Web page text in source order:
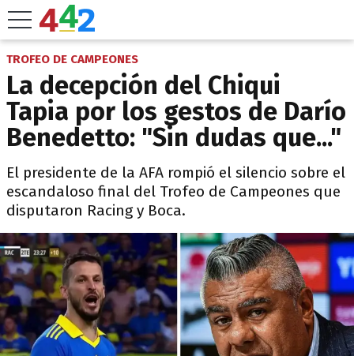
TROFEO DE CAMPEONES
La decepción del Chiqui
Tapia por los gestos de Darío
Benedetto: "Sin dudas que..."
El presidente de la AFA rompió el silencio sobre el
escandaloso final del Trofeo de Campeones que
disputaron Racing y Boca.